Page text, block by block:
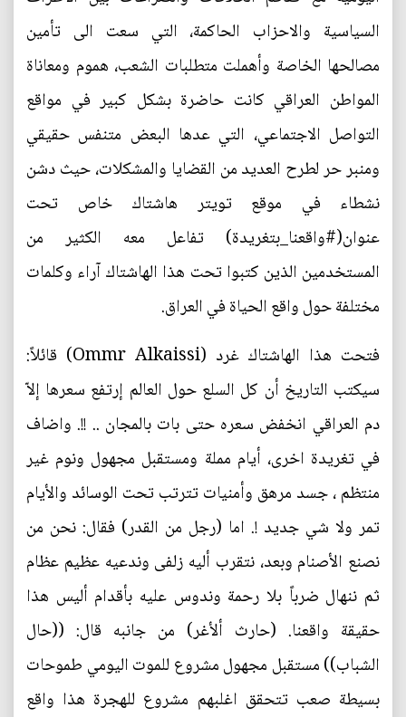
السياسية والاحزاب الحاكمة، التي سعت الى تأمين
مصالحها الخاصة وأهملت متطلبات الشعب، هموم ومعاناة
المواطن العراقي كانت حاضرة بشكل كبير في مواقع
التواصل الاجتماعي، التي عدها البعض متنفس حقيقي
ومنبر حر لطرح العديد من القضايا والمشكلات، حيث دشن
نشطاء في موقع تويتر هاشتاك خاص تحت
عنوان(#واقعنا_بتغريدة) تفاعل معه الكثير من
المستخدمين الذين كتبوا تحت هذا الهاشتاك آراء وكلمات
مختلفة حول واقع الحياة في العراق.
فتحت هذا الهاشتاك غرد (Ommr Alkaissi) ‏قائلاً:
سيكتب التاريخ أن كل السلع حول العالم إرتفع سعرها إلاّ
دم العراقي انخفض سعره حتى بات بالمجان .. !!. واضاف
في تغريدة اخرى، أيام مملة ومستقبل مجهول ونوم غير
منتظم ، جسد مرهق وأمنيات تترتب تحت الوسائد والأيام
تمر ولا شي جديد !. اما (رجل من القدر) فقال: نحن من
نصنع الأصنام وبعد، نتقرب أليه زلفى وندعيه عظيم عظام
ثم ننهال ضرباً بلا رحمة وندوس عليه بأقدام أليس هذا
حقيقة واقعنا. (حارث ألأغر) من جانبه قال: ((حال
الشباب)) مستقبل مجهول مشروع للموت اليومي طموحات
بسيطة صعب تتحقق اغلبهم مشروع للهجرة هذا واقع